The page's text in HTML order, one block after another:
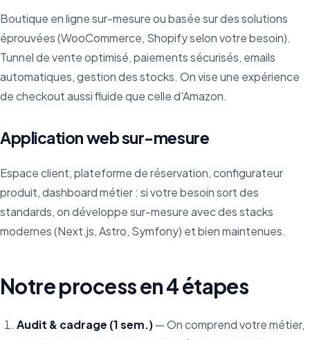
Boutique en ligne sur-mesure ou basée sur des solutions
éprouvées (WooCommerce, Shopify selon votre besoin).
Tunnel de vente optimisé, paiements sécurisés, emails
automatiques, gestion des stocks. On vise une expérience
de checkout aussi fluide que celle d'Amazon.
Application web sur-mesure
Espace client, plateforme de réservation, configurateur
produit, dashboard métier : si votre besoin sort des
standards, on développe sur-mesure avec des stacks
modernes (Next.js, Astro, Symfony) et bien maintenues.
Notre process en 4 étapes
Audit & cadrage (1 sem.)— On comprend votre métier,